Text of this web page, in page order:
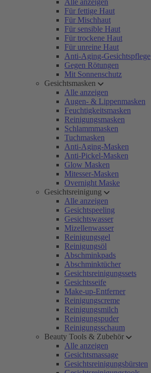
Alle anzeigen
Für fettige Haut
Für Mischhaut
Für sensible Haut
Für trockene Haut
Für unreine Haut
Anti-Aging-Gesichtspflege
Gegen Rötungen
Mit Sonnenschutz
Gesichtsmasken
Alle anzeigen
Augen- & Lippenmasken
Feuchtigkeitsmasken
Reinigungsmasken
Schlammmasken
Tuchmasken
Anti-Aging-Masken
Anti-Pickel-Masken
Glow Masken
Mitesser-Masken
Overnight Maske
Gesichtsreinigung
Alle anzeigen
Gesichtspeeling
Gesichtswasser
Mizellenwasser
Reinigungsgel
Reinigungsöl
Abschminkpads
Abschminktücher
Gesichtsreinigungssets
Gesichtsseife
Make-up-Entferner
Reinigungscreme
Reinigungsmilch
Reinigungspuder
Reinigungsschaum
Beauty Tools & Zubehör
Alle anzeigen
Gesichtsmassage
Gesichtsreinigungsbürsten